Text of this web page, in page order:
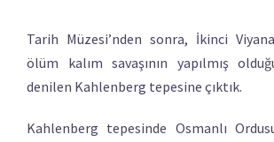
Tarih Müzesi’nden sonra, İkinci Viyana
ölüm kalım savaşının yapılmış
denilen Kahlenberg tepesine çıktık.
Kahlenberg tepesinde Osmanlı